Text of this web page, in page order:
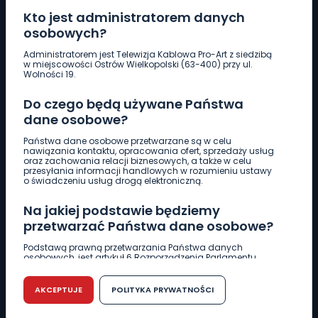
Kto jest administratorem danych
osobowych?
Administratorem jest Telewizja Kablowa Pro-Art z siedzibą
w miejscowości Ostrów Wielkopolski (63-400) przy ul.
Wolności 19.
Do czego będą używane Państwa
dane osobowe?
Państwa dane osobowe przetwarzane są w celu
nawiązania kontaktu, opracowania ofert, sprzedaży usług
oraz zachowania relacji biznesowych, a także w celu
przesyłania informacji handlowych w rozumieniu ustawy
o świadczeniu usług drogą elektroniczną.
Na jakiej podstawie będziemy
przetwarzać Państwa dane osobowe?
Podstawą prawną przetwarzania Państwa danych
osobowych, jest artykuł 6 Rozporządzenia Parlamentu
r. w sprawie ochrony osób fizycznych w związku z
przetwarzaniem danych osobowych w sprawie
swobodnego przepływu takich danych oraz uchylenia
dyrektywy 95/46/WE (RODO).
AKCEPTUJE POLITYKA PRYWATNOŚCI
Pobierz logotyp
661 997 997
REDAKCJA
62 735 22 22redakcja@wlkp24.info
DZIAŁ REKLAMY
62 735 01 85 reklama@wlkp24.info
WIADOMOŚCI
CIEKAWOSTKI